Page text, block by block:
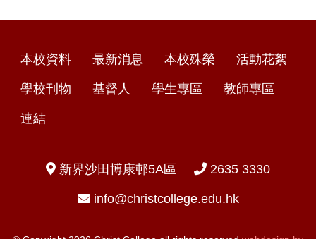
本校資料 最新消息 本校殊榮 活動花絮
學校刊物 基督人 學生專區 教師專區
連結
新界沙田博康邨5A區 2635 3330
info@christcollege.edu.hk